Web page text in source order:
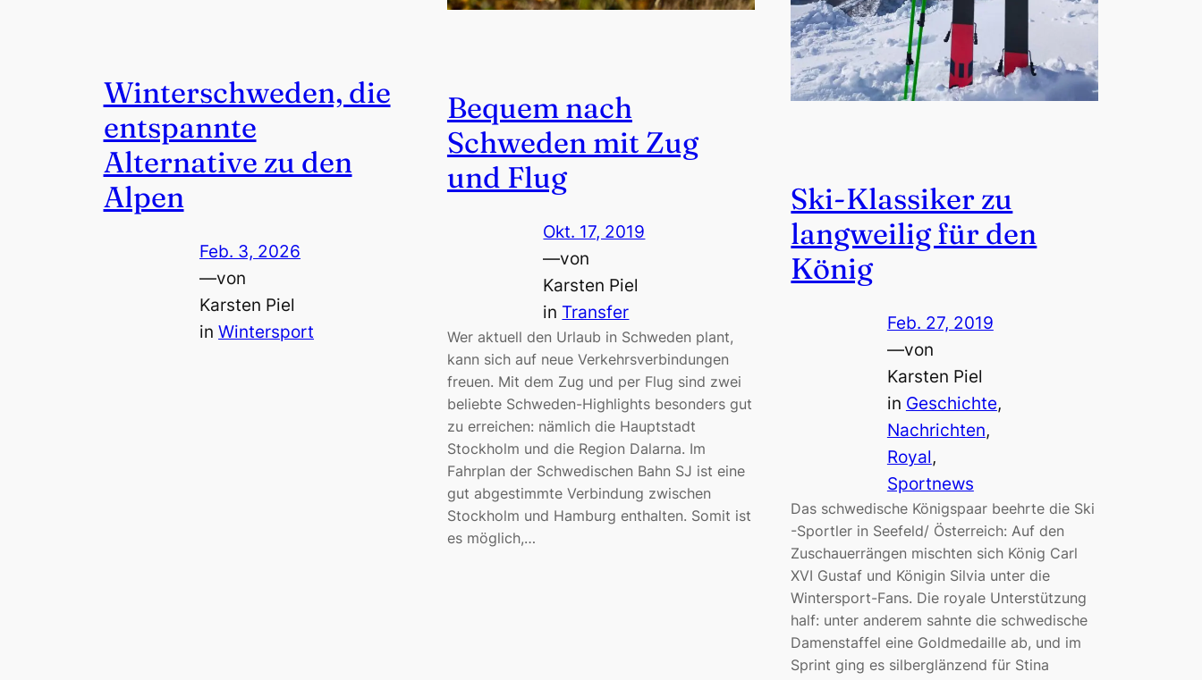
Winterschweden, die
entspannte
Alternative zu den
Alpen
Feb. 3, 2026
—von
Karsten Piel
inWintersport
Bequem nach
Schweden mit Zug
und Flug
Okt. 17, 2019
—von
Karsten Piel
in Transfer
Wer aktuell den Urlaub in Schweden plant,
kann sich auf neue Verkehrsverbindungen
freuen. Mit dem Zug und per Flug sind zwei
beliebte Schweden-Highlights besonders gut
zu erreichen: nämlich die Hauptstadt
Stockholm und die Region Dalarna. Im
Fahrplan der Schwedischen Bahn SJ ist eine
gut abgestimmte Verbindung zwischen
Stockholm und Hamburg enthalten. Somit ist
es möglich,…
Ski-Klassiker zu
langweilig für den
König
Feb. 27, 2019
—von
Karsten Piel
in Geschichte
Nachrichten
Royal
Sportnews
Das schwedische Königspaar beehrte die Ski
-Sportler in Seefeld/ Österreich: Auf den
Zuschauerrängen mischten sich König Carl
XVI Gustaf und Königin Silvia unter die
Wintersport-Fans. Die royale Unterstützung
half: unter anderem sahnte die schwedische
Damenstaffel eine Goldmedaille ab, und im
Sprint ging es silberglänzend für Stina